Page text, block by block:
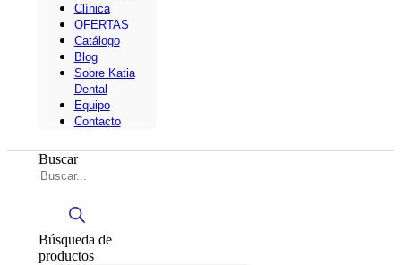
Clínica
OFERTAS
Catálogo
Blog
Sobre Katia
Dental
Equipo
Contacto
Buscar
Búsqueda de
productos